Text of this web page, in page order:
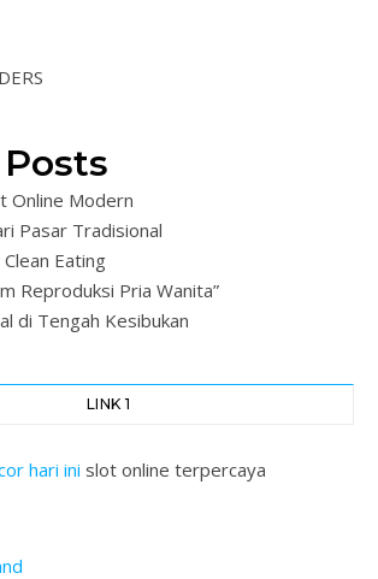
Online Modern
Pasar Tradisional
Eating
Reproduksi Pria Wanita”
di Tengah Kesibukan
LINK 1
hari ini slot online terpercaya